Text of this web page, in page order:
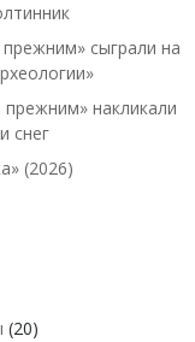
сыграли на
накликали
снег
(2026)
(20)